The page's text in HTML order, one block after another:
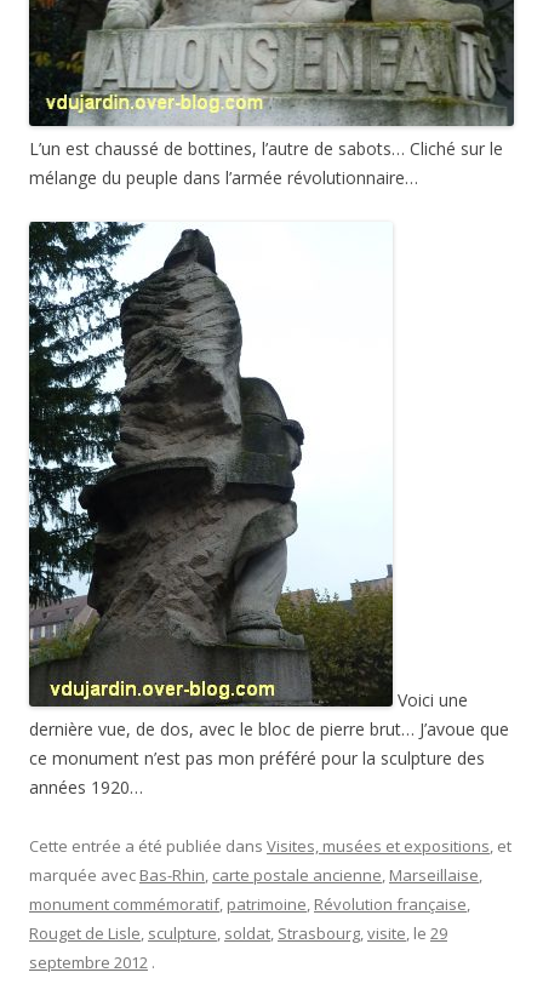
L’un est chaussé de bottines, l’autre de sabots… Cliché sur le
mélange du peuple dans l’armée révolutionnaire…
Voici une
dernière vue, de dos, avec le bloc de pierre brut… J’avoue que
ce monument n’est pas mon préféré pour la sculpture des
années 1920…
Cette entrée a été publiée dans Visites, musées et expositions, et
marquée avec Bas-Rhin, carte postale ancienne, Marseillaise,
monument commémoratif, patrimoine, Révolution française,
Rouget de Lisle, sculpture, soldat, Strasbourg,visite, le 29
septembre 2012 .